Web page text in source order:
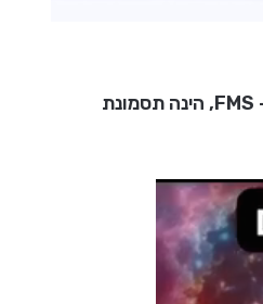
פיברומיאלגיה, או בשמה העברי דאבת השרירים ובאנגלית FMS – Fibromyalgia Syndrome, הינה תסמונת